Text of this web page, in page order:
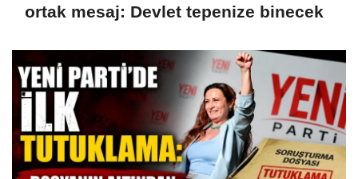
ortak mesaj: Devlet tepenize binecek